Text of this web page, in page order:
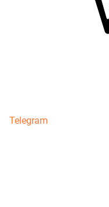
Telegram